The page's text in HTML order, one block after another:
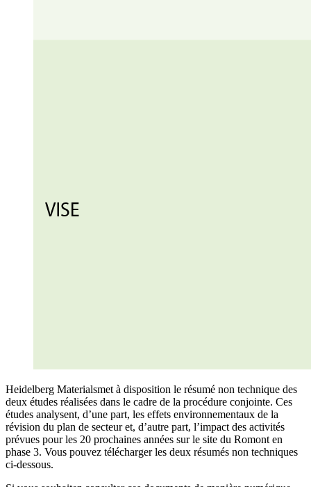
Heidelberg Materialsmet à disposition le résumé non technique des
deux études réalisées dans le cadre de la procédure conjointe. Ces
études analysent, d’une part, les effets environnementaux de la
révision du plan de secteur et, d’autre part, l’impact des activités
prévues pour les 20 prochaines années sur le site du Romont en
phase 3. Vous pouvez télécharger les deux résumés non techniques
ci-dessous.